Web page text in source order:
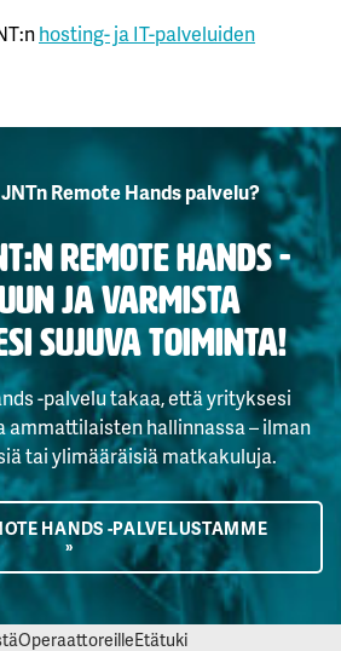
hosting- ja IT-palveluiden
Remote Hands palvelu?
Remote Hands -
ja varmista
sujuva toiminta!
-palvelu takaa, että yrityksesi
ammattilaisten hallinnassa – ilman
tai ylimääräisiä matkakuluja.
HANDS -PALVELUSTAMME
»
OperaattoreilleEtätuki